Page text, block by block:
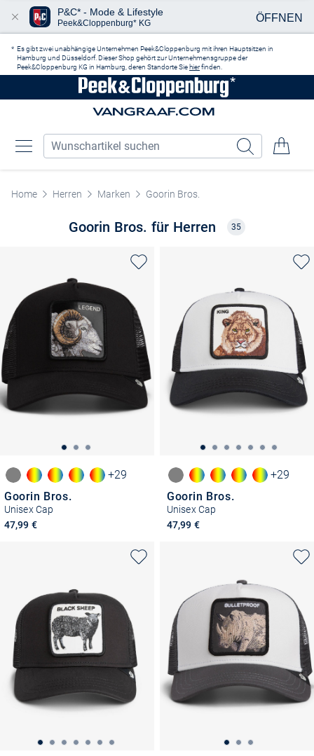
Es gibt zwei unabhängige Unternehmen Peek&Cloppenburg mit ihren Hauptsitzen in
Hamburg und Düsseldorf. Dieser Shop gehört zur Unternehmensgruppe der
Peek&Cloppenburg KG in Hamburg, deren Standorte Sie hierfinden.
Home Herren Marken Goorin Bros.
Goorin Bros. für Herren 35
+29
Goorin Bros.
Unisex Cap
47,99 €
+29
Goorin Bros.
Unisex Cap
47,99 €
P&C* - Mode & Lifestyle
Peek&Cloppenburg* KG ÖFFNEN